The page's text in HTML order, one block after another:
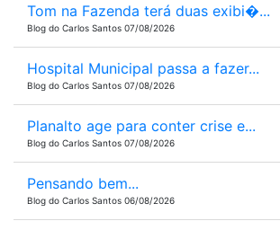
Tom na Fazenda terá duas exibi�...
Blog do Carlos Santos 07/08/2026
Hospital Municipal passa a fazer...
Blog do Carlos Santos 07/08/2026
Planalto age para conter crise e...
Blog do Carlos Santos 07/08/2026
Pensando bem...
Blog do Carlos Santos 06/08/2026